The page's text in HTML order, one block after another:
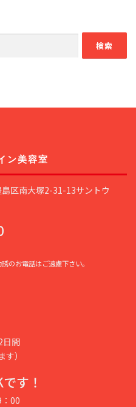
ン美容室
区南大塚2-31-13サントウ
のお電話はご遠慮下さい。
日間
）
す！
：00